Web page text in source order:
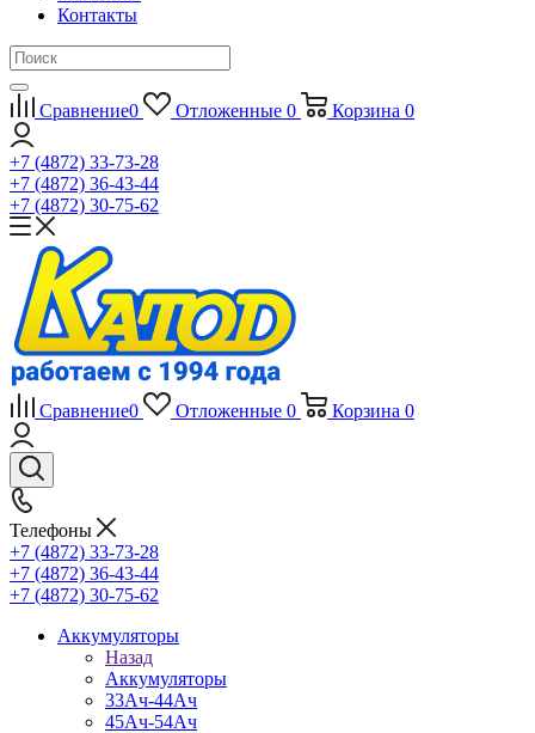
Контакты
Сравнение0 Отложенные 0 Корзина 0
+7 (4872) 33-73-28
+7 (4872) 36-43-44
+7 (4872) 30-75-62
Сравнение0 Отложенные 0 Корзина 0
Телефоны
+7 (4872) 33-73-28
+7 (4872) 36-43-44
+7 (4872) 30-75-62
Аккумуляторы
Назад
Аккумуляторы
33Ач-44Ач
45Ач-54Ач